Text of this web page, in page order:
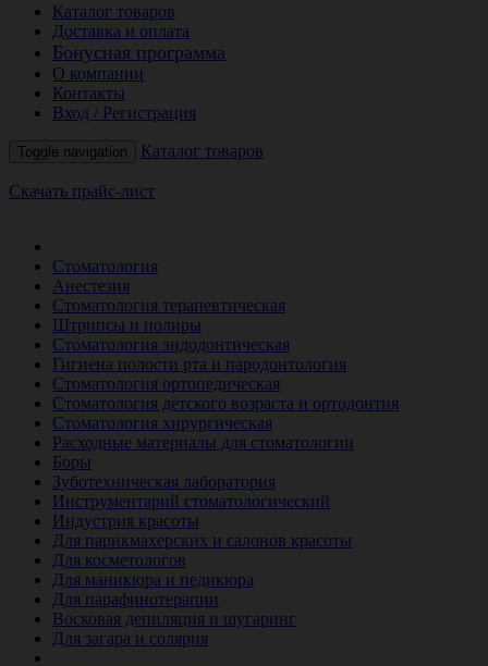
Каталог товаров
Доставка и оплата
Бонусная программа
О компании
Контакты
Вход / Регистрация
Toggle navigation Каталог товаров
Скачать прайс-лист
Стоматология
Анестезия
Стоматология терапевтическая
Штрипсы и полиры
Стоматология эндодонтическая
Гигиена полости рта и пародонтология
Стоматология ортопедическая
Стоматология детского возраста и ортодонтия
Стоматология хирургическая
Расходные материалы для стоматологии
Боры
Зуботехническая лаборатория
Инструментарий стоматологический
Индустрия красоты
Для парикмахерских и салонов красоты
Для косметологов
Для маникюра и педикюра
Для парафинотерапии
Восковая депиляция и шугаринг
Для загара и солярия